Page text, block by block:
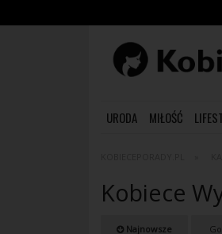
URODA MIŁOŚĆ
Kobiece
Najnowsze